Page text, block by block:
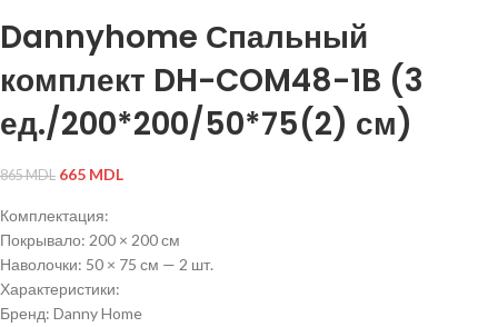
Dannyhome Спальный
комплект DH-COM48-1B (3
ед./200*200/50*75(2) см)
865MDL 665 MDL
Комплектация:
Покрывало: 200 × 200 см
Наволочки: 50 × 75 см — 2 шт.
Характеристики:
Бренд: Danny Home